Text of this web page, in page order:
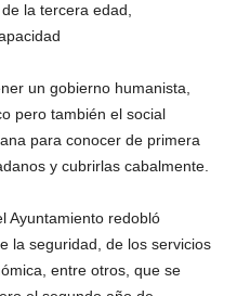
la tercera edad,
un gobierno humanista,
pero también el social
para conocer de primera
y cubrirlas cabalmente.
Ayuntamiento redobló
la seguridad, de los servicios
entre otros, que se